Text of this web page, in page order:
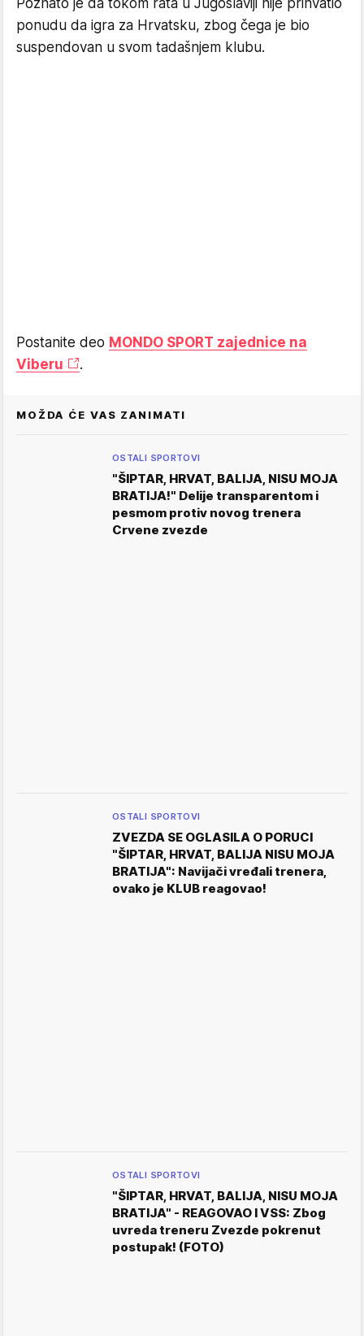
ponudu da igra za Hrvatsku, zbog čega je bio
suspendovan u svom tadašnjem klubu.
Postanite deo MONDO SPORT zajednice na
Viberu
.
MOŽDA ĆE VAS ZANIMATI
OSTALI SPORTOVI
"ŠIPTAR, HRVAT, BALIJA, NISU MOJA
BRATIJA!" Delije transparentom i
pesmom protiv novog trenera
Crvene zvezde
OSTALI SPORTOVI
ZVEZDA SE OGLASILA O PORUCI
"ŠIPTAR, HRVAT, BALIJA NISU MOJA
BRATIJA": Navijači vređali trenera,
ovako je KLUB reagovao!
OSTALI SPORTOVI
"ŠIPTAR, HRVAT, BALIJA, NISU MOJA
BRATIJA" - REAGOVAO I VSS: Zbog
uvreda treneru Zvezde pokrenut
postupak! (FOTO)